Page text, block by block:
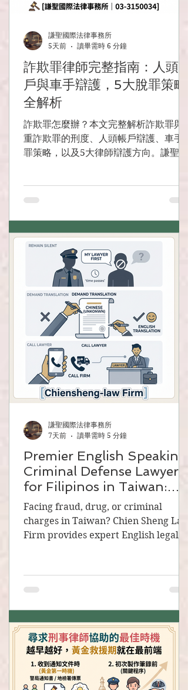
詐欺罪律師完整指南：人頭帳
戶與車手辯護，5大脫罪策略
全解析
詐欺罪怎麼辦？本文完整解析詐欺罪與加
重詐欺罪的刑度、人頭帳戶辯護、車手脫
罪策略，以及5大律師辯護方向。謙聖國
謙聖國際法律事務所
5天前
讀畢需時 6 分鐘
Premier English Speaking
Criminal Defense Lawyers
for Filipinos in Taiwan:
Chien Sheng International
Law Firm
Facing fraud, drug, or criminal
charges in Taiwan? Chien Sheng Law
Firm provides expert English legal
Contact us now!
謙聖國際法律事務所
7天前
讀畢需時 5 分鐘